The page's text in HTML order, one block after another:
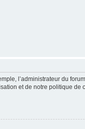
l’administrateur du
et de notre politique